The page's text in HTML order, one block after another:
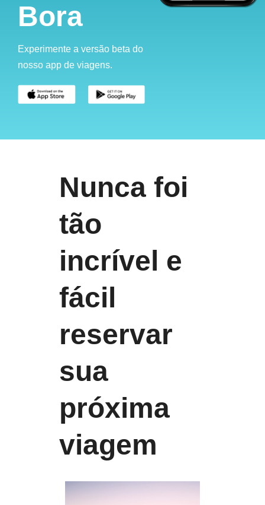
Bora
Experimente a versão beta do
nosso app de viagens.
Nunca foi
tão
incrível e
fácil
reservar
sua
próxima
viagem